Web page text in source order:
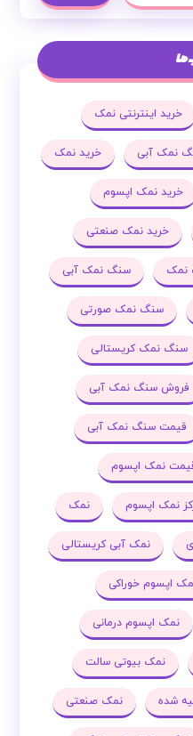
ها
خرید اینترنتی نمک
نمک آبی خرید نمک
خرید نمک اپسوم
خرید نمک صنعتی
نمک سنگ نمک آبی
سنگ نمک صورتی
سنگ نمک کریستالی
فروش سنگ نمک آبی
قیمت سنگ نمک آبی
نمک اپسوم
نمک اپسوم نمک
نمک آبی کریستالی
اپسوم خوراکی
نمک اپسوم درمانی
نمک بیوتی سالت
شده نمک صنعتی